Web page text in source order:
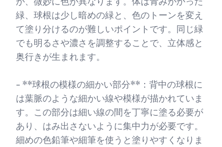
緑、球根は少し暗めの緑と、色のトーンを変え
て塗り分けるのが難しいポイントです。同じ緑
でも明るさや濃さを調整することで、立体感と
奥行きが生まれます。
- **球根の模様の細かい部分**：背中の球根に
は葉脈のような細かい線や模様が描かれていま
す。この部分は細い線の間を丁寧に塗る必要が
あり、はみ出さないように集中力が必要です。
細めの色鉛筆や細筆を使うと塗りやすくなりま